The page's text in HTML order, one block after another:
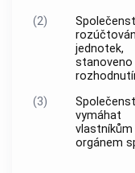
(2)
jednotek,
(3)
orgánem